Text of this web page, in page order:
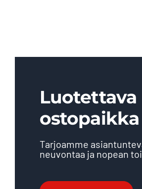
Luotettava
ostopaikka
Tarjoamme
neuvontaa ja nopean